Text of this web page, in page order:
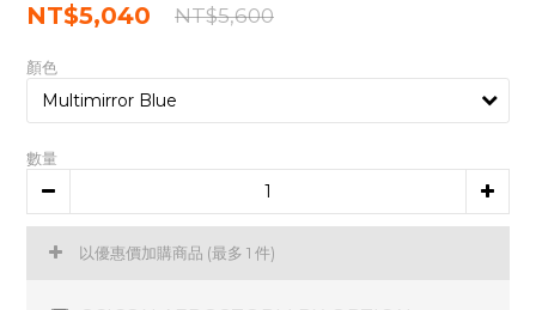
NT$5,040 NT$5,600
顏色
數量
以優惠價加購商品 (最多 1 件)